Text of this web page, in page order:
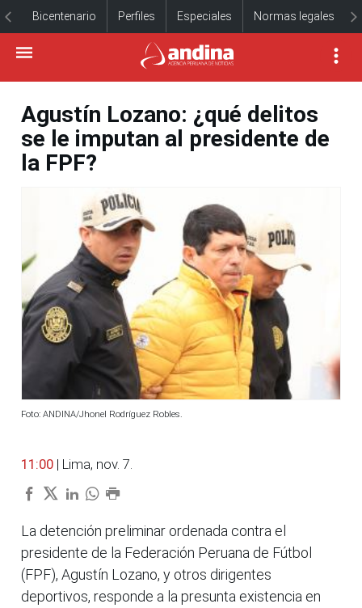
Bicentenario Perfiles Especiales Normas legales
Agustín Lozano: ¿qué delitos
se le imputan al presidente de
la FPF?
Foto: ANDINA/Jhonel Rodríguez Robles.
11:00 | Lima, nov. 7.
La detención preliminar ordenada contra el
presidente de la Federación Peruana de Fútbol
(FPF), Agustín Lozano, y otros dirigentes
deportivos, responde a la presunta existencia en